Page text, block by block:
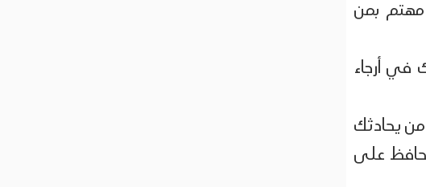
مهتم بمن
في أرجاء
يحادثك
على